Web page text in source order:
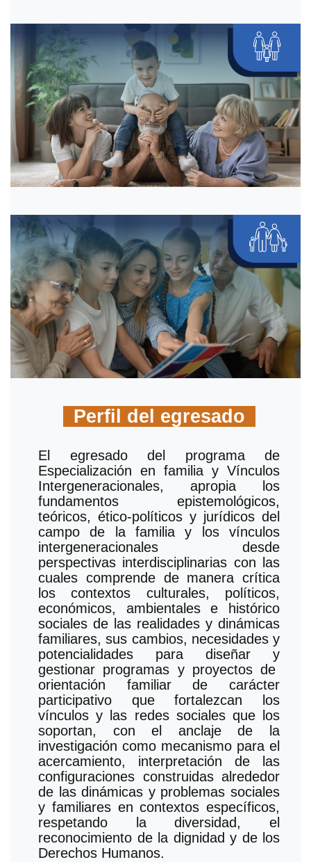
Perfil del egresado
El egresado del programa de
Especialización en familia y Vínculos
Intergeneracionales, apropia los
fundamentos epistemológicos,
teóricos, ético-políticos y jurídicos del
campo de la familia y los vínculos
intergeneracionales desde
perspectivas interdisciplinarias con las
cuales comprende de manera crítica
los contextos culturales, políticos,
económicos, ambientales e histórico
sociales de las realidades y dinámicas
familiares, sus cambios, necesidades y
potencialidades para diseñar y
gestionar programas y proyectos de
orientación familiar de carácter
participativo que fortalezcan los
vínculos y las redes sociales que los
soportan, con el anclaje de la
investigación como mecanismo para el
acercamiento, interpretación de las
configuraciones construidas alrededor
de las dinámicas y problemas sociales
y familiares en contextos específicos,
respetando la diversidad, el
reconocimiento de la dignidad y de los
Derechos Humanos.